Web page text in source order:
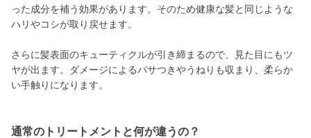
った成分を補う効果があります。そのため健康な髪と同じような
ハリやコシが取り戻せます。
さらに髪表面のキューティクルが引き締まるので、見た目にもツ
ヤが出ます。ダメージによるパサつきやうねりも収まり、柔らか
い手触りになります。
通常のトリートメントと何が違うの？